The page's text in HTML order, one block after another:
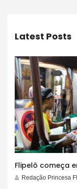
Latest Posts
Redação Princesa